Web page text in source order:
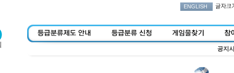
ENGLISH
공지